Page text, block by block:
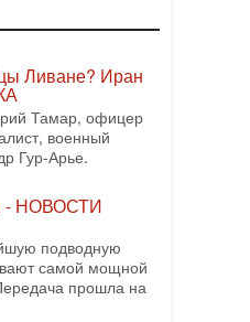
уже стала самой
Но почему её
Ливане? Иран
Тамар, офицер
военный
Гур-Арье.
- НОВОСТИ
подводную
самой мощной
прошла на